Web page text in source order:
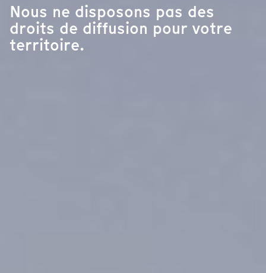
Nous ne disposons pas des
droits de diffusion pour votre
territoire.